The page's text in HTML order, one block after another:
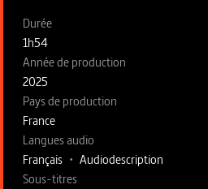
Fiche technique section gauche
Durée
1h54
Année de production
2025
Pays de production
France
Langues audio
Français • Audiodescription
Sous-titres